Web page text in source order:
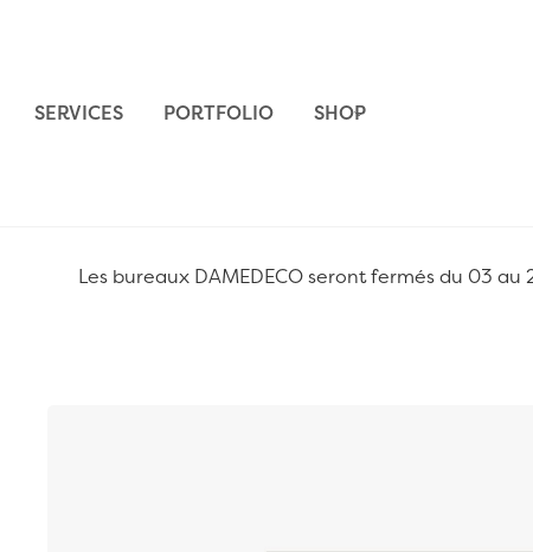
SERVICES PORTFOLIO SHOP
Les bureaux DAMEDECO seront fermés du 03